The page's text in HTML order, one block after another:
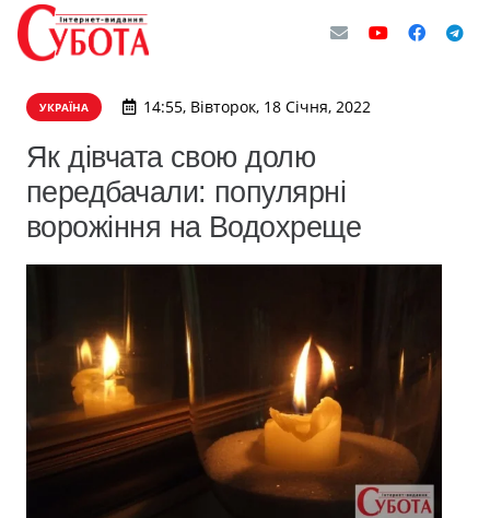
УКРАЇНА 14:55, Вівторок, 18 Січня, 2022
Як дівчата свою долю
передбачали: популярні
ворожіння на Водохреще